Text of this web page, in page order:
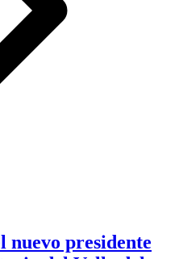
nuevo presidente